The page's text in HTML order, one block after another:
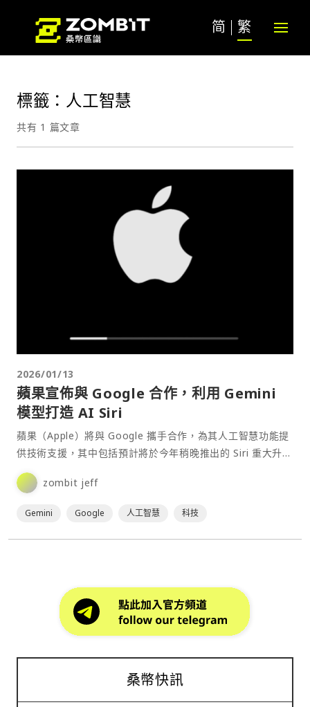
简 繁
標籤：人工智慧
共有 1 篇文章
2026/01/13
蘋果宣佈與 Google 合作，利用 Gemini
模型打造 AI Siri
蘋果（Apple）將與 Google 攜手合作，為其人工智慧功能提
供技術支援，其中包括預計將於今年稍晚推出的 Siri 重大升
級。⋯
zombit jeff
Gemini Google 人工智慧 科技
桑幣快訊